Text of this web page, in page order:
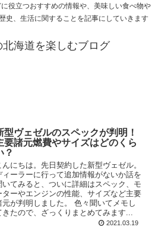
役立つおすすめの情報や、美味しい食べ物や
史、生活に関することを記事にしていきます
海道を楽しむブログ
型ヴェゼルのスペックが判明！
要諸元燃費やサイズはどのくら
？
んにちは。先日契約した新型ヴェゼル。
ィーラーに行って追加情報がないか話を
いてみると、ついに詳細はスペック、モ
ターやエンジンの性能、サイズなど主要
元が判明しました。 色々聞いてメモし
きたので、ざっくりまとめてみます...
2021.03.19